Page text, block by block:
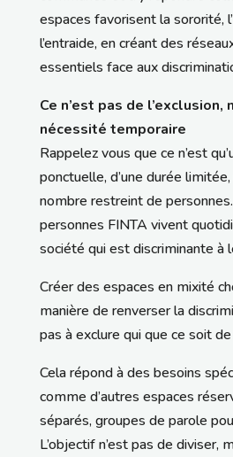
espaces favorisent la sororité,
l’entraide, en créant des
essentiels face aux
Ce n’est pas de l’exclusion,
nécessité temporaire
Rappelez vous que ce n’est
ponctuelle, d’une durée
nombre restreint de
personnes FINTA vivent
société qui est discriminante à
Créer des espaces en mixité
manière de renverser la
pas à exclure qui que ce soit
Cela répond à des besoins
comme d’autres espaces
séparés, groupes de parole
L’objectif n’est pas de diviser,